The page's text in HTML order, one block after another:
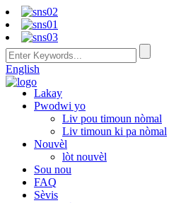
English
Lakay
Pwodwi yo
Liv pou timoun nòmal
Liv timoun ki pa nòmal
Nouvèl
lòt nouvèl
Sou nou
FAQ
Sèvis